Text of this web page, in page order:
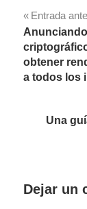
de
Entrada
obtener
a todos los
Una
Dejar un